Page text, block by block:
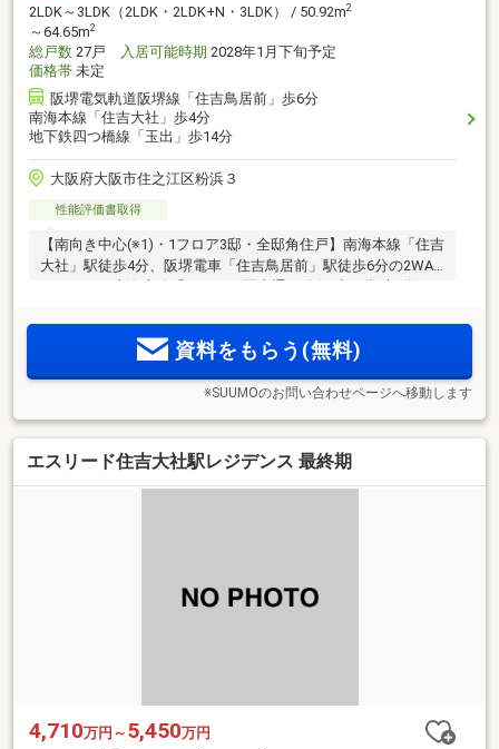
2LDK～3LDK（2LDK・2LDK+N・3LDK） / 50.92m2
～64.65m2
総戸数 27戸 入居可能時期 2028年1月下旬予定
価格帯 未定
阪堺電気軌道阪堺線「住吉鳥居前」歩6分
南海本線「住吉大社」歩4分
地下鉄四つ橋線「玉出」歩14分
大阪府大阪市住之江区粉浜３
性能評価書取得
【南向き中心(※1)・1フロア3邸・全邸角住戸】南海本線「住吉
大社」駅徒歩4分、阪堺電車「住吉鳥居前」駅徒歩6分の2WAY
邸のプライベートレジデンス、専有面積50.92m2～
【資料請求受付中】資料をもらう(無料)
※SUUMOのお問い合わせページへ移動します
エスリード住吉大社駅レジデンス 最終期
4,710万円～ 5,450万円